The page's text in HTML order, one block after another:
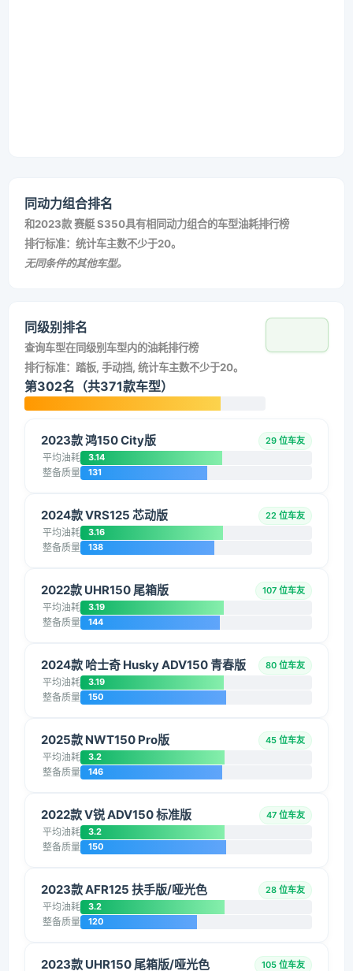
同动力组合排名
和2023款 赛艇 S350具有相同动力组合的车型油耗排行榜
排行标准：统计车主数不少于20。
无同条件的其他车型。
同级别排名
查询车型在同级别车型内的油耗排行榜
排行标准：踏板, 手动挡, 统计车主数不少于20。
第302名（共371款车型）
2023款 鸿150 City版 29 位车友
平均油耗 3.14
整备质量 131
2024款 VRS125 芯动版 22 位车友
平均油耗 3.16
整备质量 138
2022款 UHR150 尾箱版 107 位车友
平均油耗 3.19
整备质量 144
2024款 哈士奇 Husky ADV150 青春版 80 位车友
平均油耗 3.19
整备质量 150
2025款 NWT150 Pro版 45 位车友
平均油耗 3.2
整备质量 146
2022款 V锐 ADV150 标准版 47 位车友
平均油耗 3.2
整备质量 150
2023款 AFR125 扶手版/哑光色 28 位车友
平均油耗 3.2
整备质量 120
2023款 UHR150 尾箱版/哑光色 105 位车友